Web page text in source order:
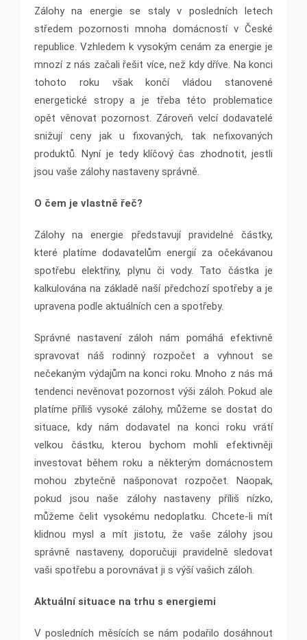
Zálohy na energie se staly v posledních letech
středem pozornosti mnoha domácností v České
republice. Vzhledem k vysokým cenám za energie je
mnozí z nás začali řešit více, než kdy dříve. Na konci
tohoto roku však končí vládou stanovené
energetické stropy a je třeba této problematice
opět věnovat pozornost. Zároveň velcí dodavatelé
snižují ceny jak u fixovaných, tak nefixovaných
produktů. Nyní je tedy klíčový čas zhodnotit, jestli
jsou vaše zálohy nastaveny správně.
O čem je vlastně řeč?
Zálohy na energie představují pravidelné částky,
které platíme dodavatelům energií za očekávanou
spotřebu elektřiny, plynu či vody. Tato částka je
kalkulována na základě naší předchozí spotřeby a je
upravena podle aktuálních cen a spotřeby.
Správné nastavení záloh nám pomáhá efektivně
spravovat náš rodinný rozpočet a vyhnout se
nečekaným výdajům na konci roku. Mnoho z nás má
tendenci nevěnovat pozornost výši záloh. Pokud ale
platíme příliš vysoké zálohy, můžeme se dostat do
situace, kdy nám dodavatel na konci roku vrátí
velkou částku, kterou bychom mohli efektivněji
investovat během roku a některým domácnostem
mohou zbytečně našponovat rozpočet. Naopak,
pokud jsou naše zálohy nastaveny příliš nízko,
můžeme čelit vysokému nedoplatku. Chcete-li mít
klidnou mysl a mít jistotu, že vaše zálohy jsou
správně nastaveny, doporučuji pravidelně sledovat
vaši spotřebu a porovnávat ji s výší vašich záloh.
Aktuální situace na trhu s energiemi
V posledních měsících se nám podařilo dosáhnout